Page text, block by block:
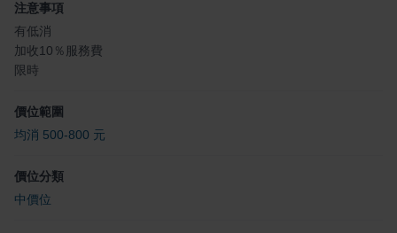
注意事項
有低消
加收10％服務費
限時
價位範圍
均消 500-800 元
價位分類
中價位